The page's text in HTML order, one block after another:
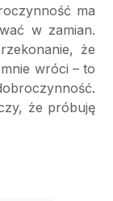
ma
w zamian.
że
wróci – to
że próbuję